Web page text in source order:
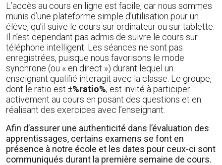
L’accès au cours en ligne est facile, car nous sommes
munis d’une plateforme simple d’utilisation pour un
élève, qu’il suive le cours sur ordinateur ou sur tablette.
Il n’est cependant pas admis de suivre le cours sur
téléphone intelligent. Les séances ne sont pas
enregistrées, puisque nous favorisons le mode
synchrone (ou « en direct ») durant lequel un
enseignant qualifié interagit avec la classe. Le groupe,
dont le ratio est ±%ratio%, est invité à participer
activement au cours en posant des questions et en
réalisant des exercices avec l’enseignant.
Afin d’assurer une authenticité dans l’évaluation des
apprentissages, certains examens se font en
présence à notre école et les dates pour ceux-ci sont
communiqués durant la première semaine de cours.